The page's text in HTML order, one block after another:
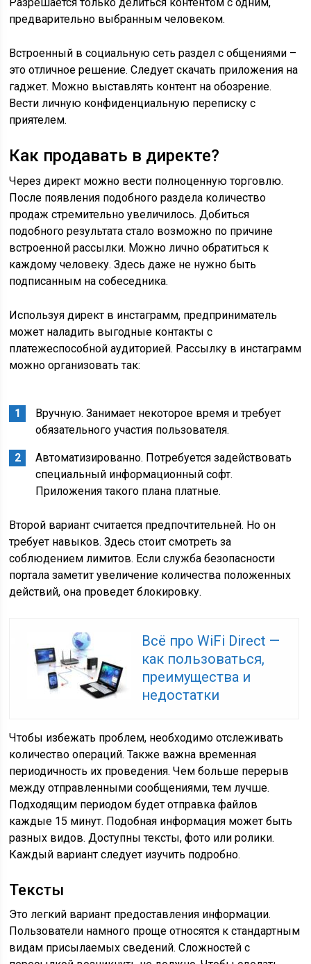
предварительно выбранным человеком.
Встроенный в социальную сеть раздел с общениями –
это отличное решение. Следует скачать приложения на
гаджет. Можно выставлять контент на обозрение.
Вести личную конфиденциальную переписку с
приятелем.
Как продавать в директе?
Через директ можно вести полноценную торговлю.
После появления подобного раздела количество
продаж стремительно увеличилось. Добиться
подобного результата стало возможно по причине
встроенной рассылки. Можно лично обратиться к
каждому человеку. Здесь даже не нужно быть
подписанным на собеседника.
Используя директ в инстаграмм, предприниматель
может наладить выгодные контакты с
платежеспособной аудиторией. Рассылку в инстаграмм
можно организовать так:
Вручную. Занимает некоторое время и требует
обязательного участия пользователя.
Автоматизированно. Потребуется задействовать
специальный информационный софт.
Приложения такого плана платные.
Второй вариант считается предпочтительней. Но он
требует навыков. Здесь стоит смотреть за
соблюдением лимитов. Если служба безопасности
портала заметит увеличение количества положенных
действий, она проведет блокировку.
Всё про WiFi Direct —
как пользоваться,
преимущества и
недостатки
Чтобы избежать проблем, необходимо отслеживать
количество операций. Также важна временная
периодичность их проведения. Чем больше перерыв
между отправленными сообщениями, тем лучше.
Подходящим периодом будет отправка файлов
каждые 15 минут. Подобная информация может быть
разных видов. Доступны тексты, фото или ролики.
Каждый вариант следует изучить подробно.
Тексты
Это легкий вариант предоставления информации.
Пользователи намного проще относятся к стандартным
видам присылаемых сведений. Сложностей с